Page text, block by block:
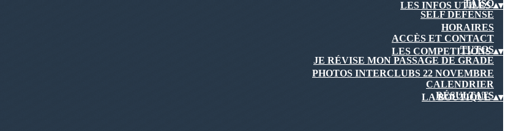
TAISO
SELF DEFENSE
LES INFOS UTILES▴▾
HORAIRES
ACCÈS ET CONTACT
TUTOS
JE RÉVISE MON PASSAGE DE GRADE
LES COMPETITIONS▴▾
PHOTOS INTERCLUBS 22 NOVEMBRE
CALENDRIER
RÉSULTATS
LA BOUTIQUE▴▾